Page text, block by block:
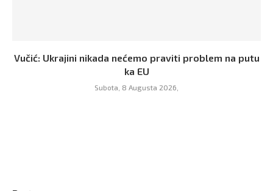
Vučić: Ukrajini nikada nećemo praviti problem na putu
ka EU
Subota, 8 Augusta 2026,